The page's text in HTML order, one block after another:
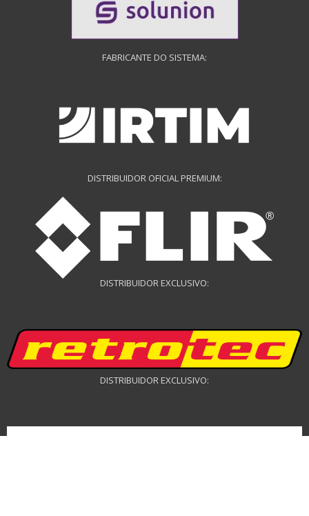
FABRICANTE DO SISTEMA:
DISTRIBUIDOR OFICIAL PREMIUM:
DISTRIBUIDOR EXCLUSIVO:
DISTRIBUIDOR EXCLUSIVO: